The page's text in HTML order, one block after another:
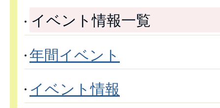
イベント情報一覧
年間イベント
イベント情報